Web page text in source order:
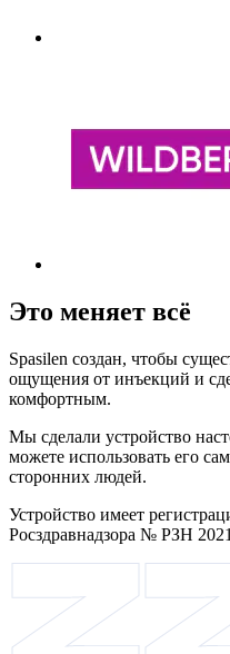
Это меняет всё
Spasilen создан, чтобы
ощущения от инъекций и
комфортным.
Мы сделали устройство
можете использовать его
сторонних людей.
Устройство имеет
Росздравнадзора № РЗН